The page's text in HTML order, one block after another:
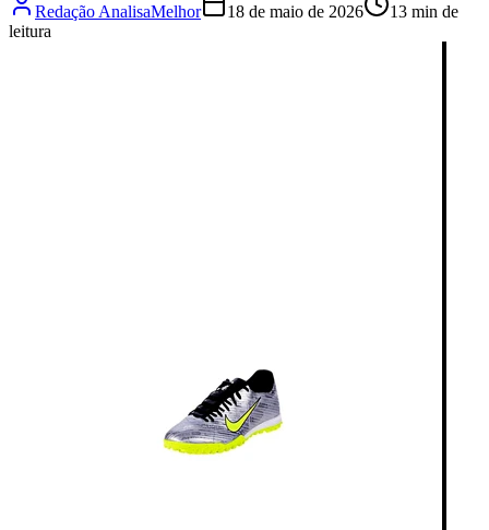
Redação AnalisaMelhor 18 de maio de 2026
13 min de
leitura